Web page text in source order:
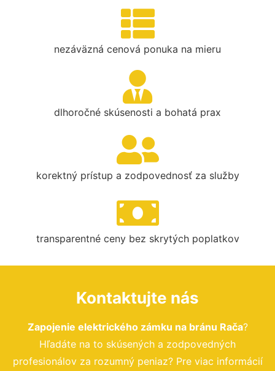
nezáväzná cenová ponuka na mieru
dlhoročné skúsenosti a bohatá prax
korektný prístup a zodpovednosť za služby
transparentné ceny bez skrytých poplatkov
Kontaktujte nás
Zapojenie elektrického zámku na bránu Rača?
Hľadáte na to skúsených a zodpovedných
profesionálov za rozumný peniaz? Pre viac informácií